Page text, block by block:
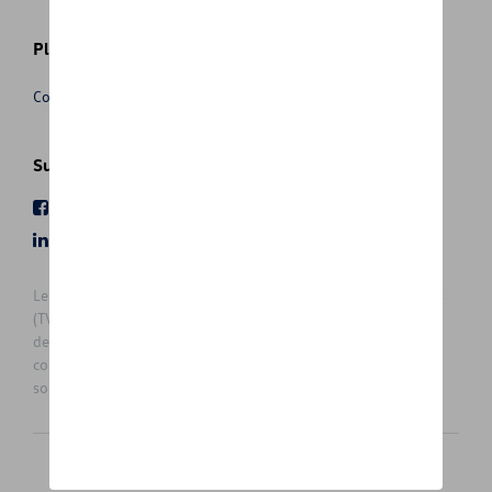
Plus d'informations
Conditions de vente
Suivez nous
Les prix affichés sur le présent site sont des prix recommandés
(TVAc), hors éventuels frais de montage. Pour connaitre le prix
de vente actuel et les éventuels frais de montage, veuillez
contacter votre concessionnaire/agent. Les prix recommandés
sont sujets à des changements sans préavis.